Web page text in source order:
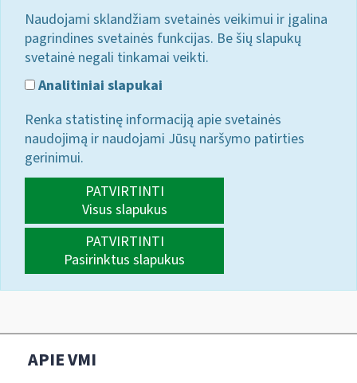
Naudojami sklandžiam svetainės veikimui ir įgalina
pagrindines svetainės funkcijas. Be šių slapukų
svetainė negali tinkamai veikti.
Analitiniai slapukai
Renka statistinę informaciją apie svetainės
naudojimą ir naudojami Jūsų naršymo patirties
gerinimui.
PATVIRTINTI
Visus slapukus
PATVIRTINTI
Pasirinktus slapukus
APIE VMI